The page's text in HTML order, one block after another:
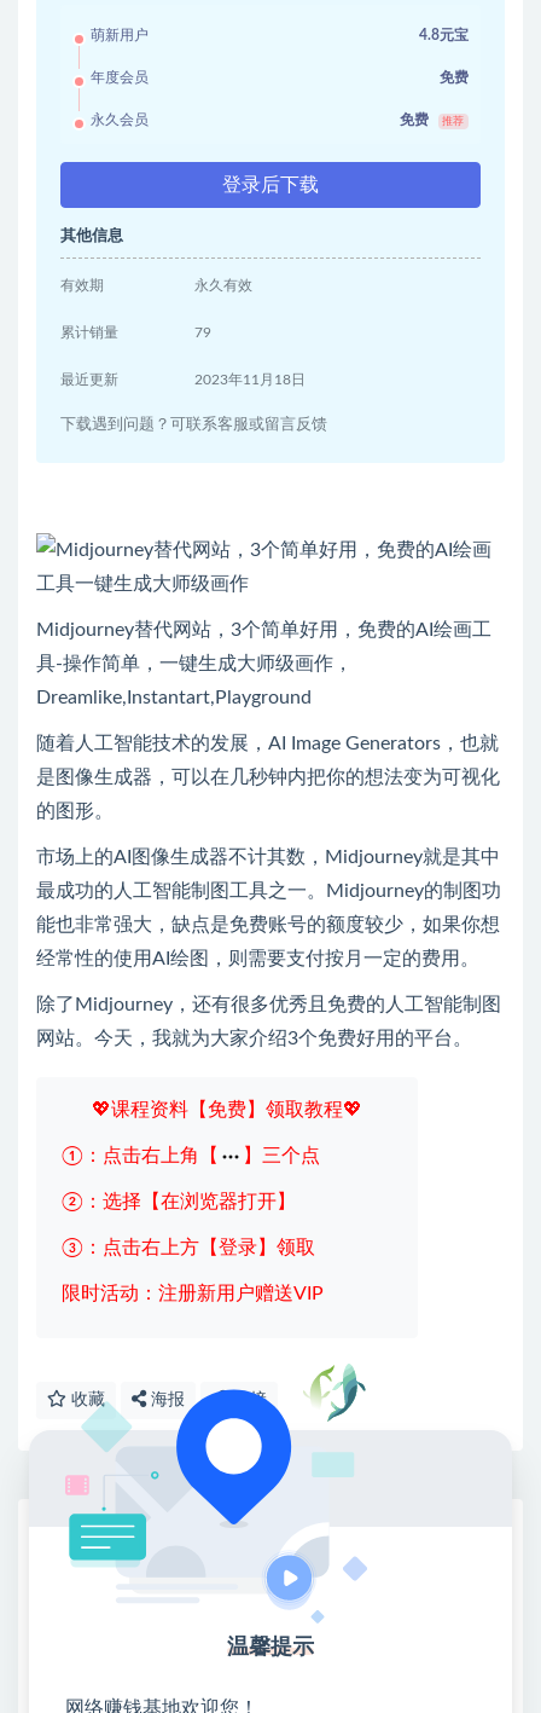
萌新用户 4.8元宝
年度会员 免费
永久会员 免费 推荐
登录后下载
其他信息
有效期 永久有效
累计销量 79
最近更新 2023年11月18日
下载遇到问题？可联系客服或留言反馈
Midjourney替代网站，3个简单好用，免费的AI绘画工
具-操作简单，一键生成大师级画作，
Dreamlike,Instantart,Playground
随着人工智能技术的发展，AI Image Generators，也就
是图像生成器，可以在几秒钟内把你的想法变为可视化
的图形。
市场上的AI图像生成器不计其数，Midjourney就是其中
最成功的人工智能制图工具之一。Midjourney的制图功
能也非常强大，缺点是免费账号的额度较少，如果你想
经常性的使用AI绘图，则需要支付按月一定的费用。
除了Midjourney，还有很多优秀且免费的人工智能制图
网站。今天，我就为大家介绍3个免费好用的平台。
💖课程资料【免费】领取教程💖
①：点击右上角【 】三个点
②：选择【在浏览器打开】
③：点击右上方【登录】领取
限时活动：注册新用户赠送VIP
收藏 海报 链接
网赚基地简介
站长微信：无
❤本站：本站整合多方资源站，主要面向互联网创业
类&副业类，资源丰富 物超所值。
各种项目 + 提升网创认知。
温馨提示
网络赚钱基地欢迎您！